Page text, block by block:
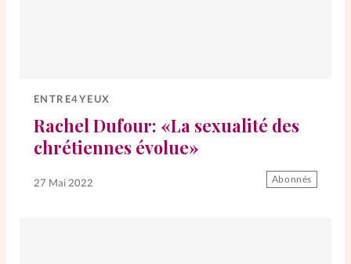
ENTRE4YEUX
Rachel Dufour: «La sexualité des
chrétiennes évolue»
27 Mai 2022 Abonnés